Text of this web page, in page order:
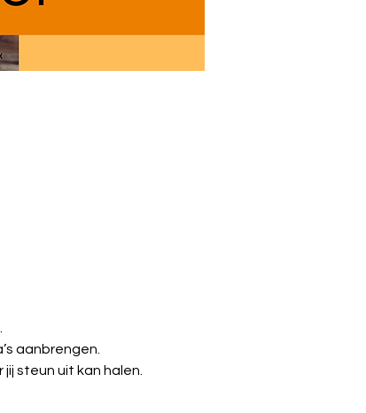
aanbrengen.
steun uit kan halen.